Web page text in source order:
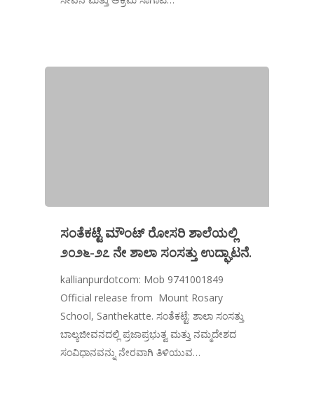
ಸಂತೆಕಟ್ಟೆ ಮೌಂಟ್ ರೋಸರಿ ಶಾಲೆಯಲ್ಲಿ
೨೦೨೬-೨೭ ನೇ ಶಾಲಾ ಸಂಸತ್ತು ಉದ್ಘಾಟನೆ.
kallianpurdotcom: Mob 9741001849
Official release from Mount Rosary
School, Santhekatte. ಸಂತೆಕಟ್ಟೆ: ಶಾಲಾ ಸಂಸತ್ತು
ಬಾಲ್ಯಜೀವನದಲ್ಲಿ ಪ್ರಜಾಪ್ರಭುತ್ವ ಮತ್ತು ನಮ್ಮದೇಶದ
ಸಂವಿಧಾನವನ್ನು ನೇರವಾಗಿ ತಿಳಿಯುವ…